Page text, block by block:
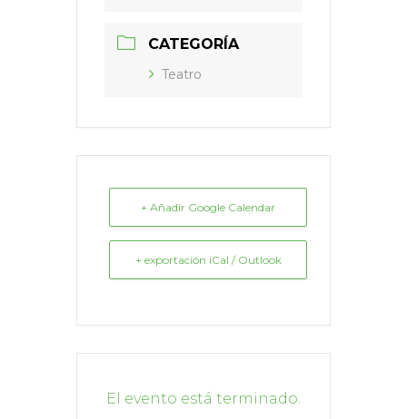
CATEGORÍA
Teatro
+ Añadir Google Calendar
+ exportación iCal / Outlook
El evento está terminado.